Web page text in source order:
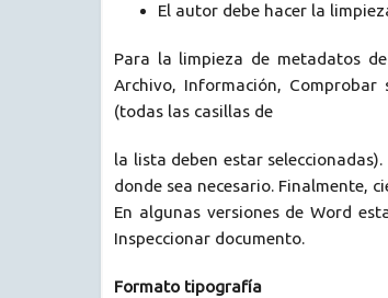
El autor debe hacer la
Para la limpieza de metadatos
Archivo, Información, Comprobar
(todas las casillas de
la lista deben estar
donde sea necesario. Finalmente,
En algunas versiones de Word
Inspeccionar documento.
Formato tipografía